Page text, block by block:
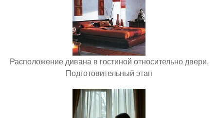
Расположение дивана в гостиной относительно двери.
Подготовительный этап